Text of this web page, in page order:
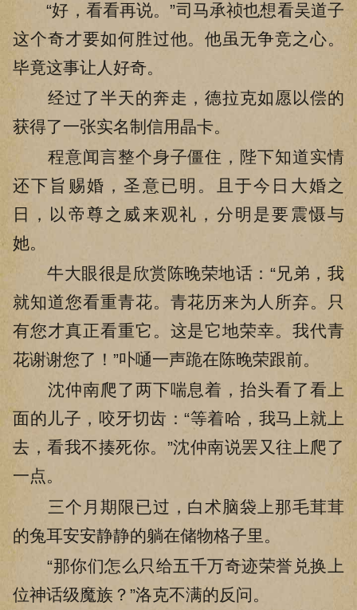
“好，看看再说。”司马承祯也想看吴道子
这个奇才要如何胜过他。他虽无争竞之心。
毕竟这事让人好奇。
经过了半天的奔走，德拉克如愿以偿的
获得了一张实名制信用晶卡。
程意闻言整个身子僵住，陛下知道实情
还下旨赐婚，圣意已明。且于今日大婚之
日，以帝尊之威来观礼，分明是要震慑与
她。
牛大眼很是欣赏陈晚荣地话：“兄弟，我
就知道您看重青花。青花历来为人所弃。只
有您才真正看重它。这是它地荣幸。我代青
花谢谢您了！”卟嗵一声跪在陈晚荣跟前。
沈仲南爬了两下喘息着，抬头看了看上
面的儿子，咬牙切齿：“等着哈，我马上就上
去，看我不揍死你。”沈仲南说罢又往上爬了
一点。
三个月期限已过，白术脑袋上那毛茸茸
的兔耳安安静静的躺在储物格子里。
“那你们怎么只给五千万奇迹荣誉兑换上
位神话级魔族？”洛克不满的反问。